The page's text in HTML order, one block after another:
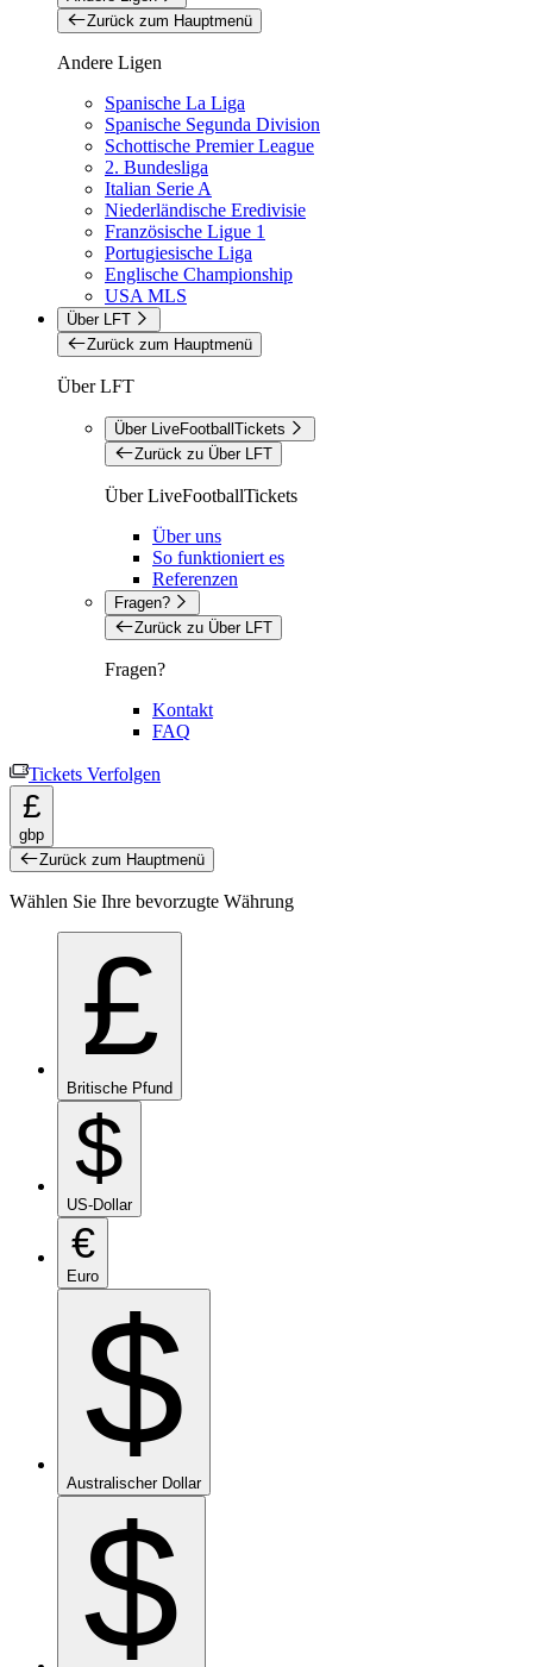
Zurück zum Hauptmenü
Andere Ligen
Spanische La Liga
Spanische Segunda Division
Schottische Premier League
2. Bundesliga
Italian Serie A
Niederländische Eredivisie
Französische Ligue 1
Portugiesische Liga
Englische Championship
USA MLS
Über LFT
Zurück zum Hauptmenü
Über LFT
Über LiveFootballTickets
Zurück zu Über LFT
Über LiveFootballTickets
Über uns
So funktioniert es
Referenzen
Fragen?
Zurück zu Über LFT
Fragen?
Kontakt
FAQ
Tickets Verfolgen
£
gbp
Zurück zum Hauptmenü
Wählen Sie Ihre bevorzugte Währung
£
Britische Pfund
$
US-Dollar
€
Euro
$
Australischer Dollar
$